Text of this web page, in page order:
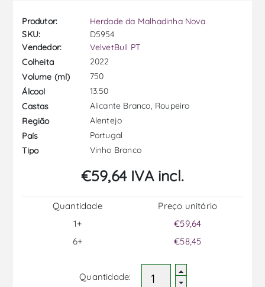
Produtor:
Herdade da Malhadinha Nova
SKU:
D5954
Vendedor:
VelvetBull PT
Colheita
2022
Volume (ml)
750
Álcool
13.50
Castas
Alicante Branco, Roupeiro
Região
Alentejo
País
Portugal
Tipo
Vinho Branco
€59,64 IVA incl.
Quantidade
1+
6+
Preço unitário
€59,64
€58,45
Quantidade: